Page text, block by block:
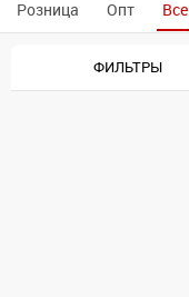
Розница Опт Все
ФИЛЬТРЫ